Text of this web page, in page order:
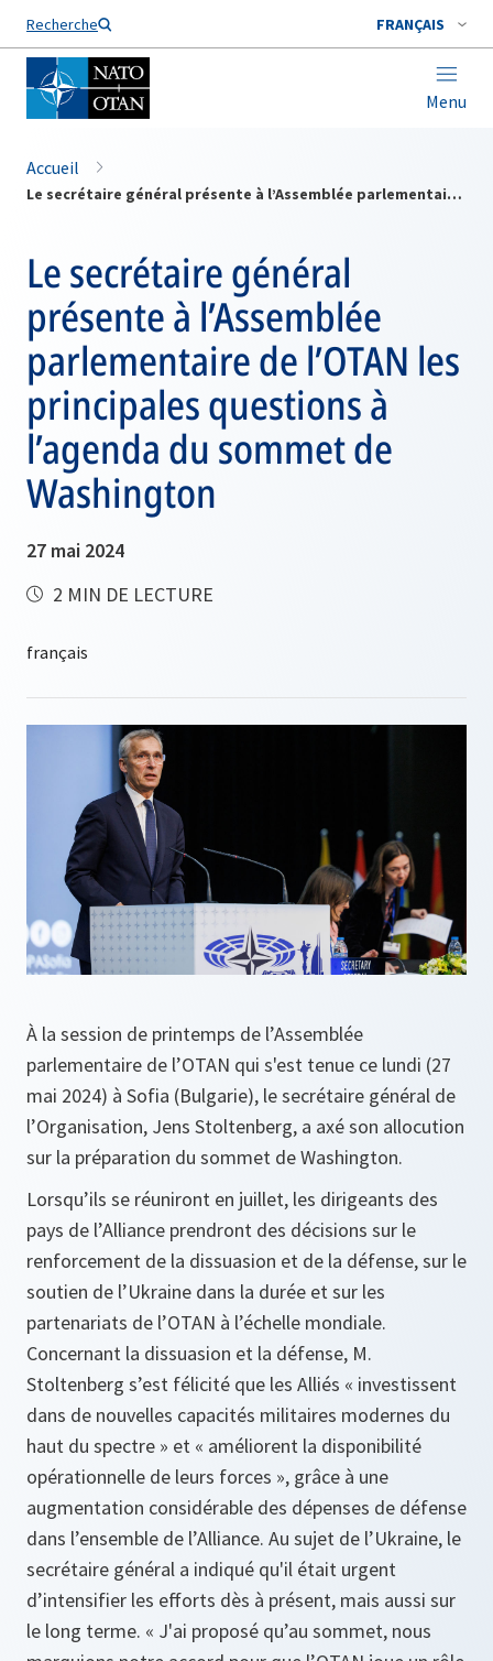
Recherche FRANÇAIS
Menu
Nom de famille*
Accueil
Le secrétaire général présente à l’Assemblée parlementaire de l’OTAN les principales questions à l’agenda du sommet de Washington
Le secrétaire général
présente à l’Assemblée
parlementaire de l’OTAN les
principales questions à
l’agenda du sommet de
Washington
27 mai 2024
2 MIN DE LECTURE
À la session de printemps de l’Assemblée
parlementaire de l’OTAN qui s'est tenue ce lundi (27
mai 2024) à Sofia (Bulgarie), le secrétaire général de
l’Organisation, Jens Stoltenberg, a axé son allocution
sur la préparation du sommet de Washington.
Lorsqu’ils se réuniront en juillet, les dirigeants des
pays de l’Alliance prendront des décisions sur le
renforcement de la dissuasion et de la défense, sur le
soutien de l’Ukraine dans la durée et sur les
partenariats de l’OTAN à l’échelle mondiale.
Concernant la dissuasion et la défense, M.
Stoltenberg s’est félicité que les Alliés « investissent
dans de nouvelles capacités militaires modernes du
haut du spectre » et « améliorent la disponibilité
opérationnelle de leurs forces », grâce à une
augmentation considérable des dépenses de défense
dans l’ensemble de l’Alliance. Au sujet de l’Ukraine, le
secrétaire général a indiqué qu'il était urgent
d’intensifier les efforts dès à présent, mais aussi sur
le long terme. « J'ai proposé qu’au sommet, nous